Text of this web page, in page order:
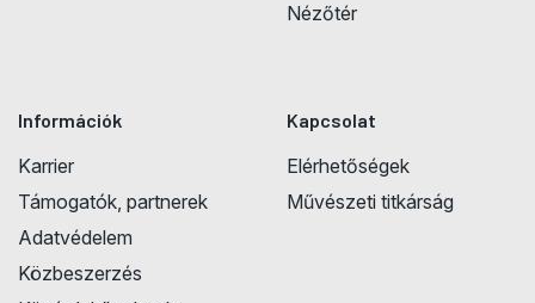
Nézőtér
Információk
Karrier
Támogatók, partnerek
Adatvédelem
Közbeszerzés
Kapcsolat
Elérhetőségek
Művészeti titkárság